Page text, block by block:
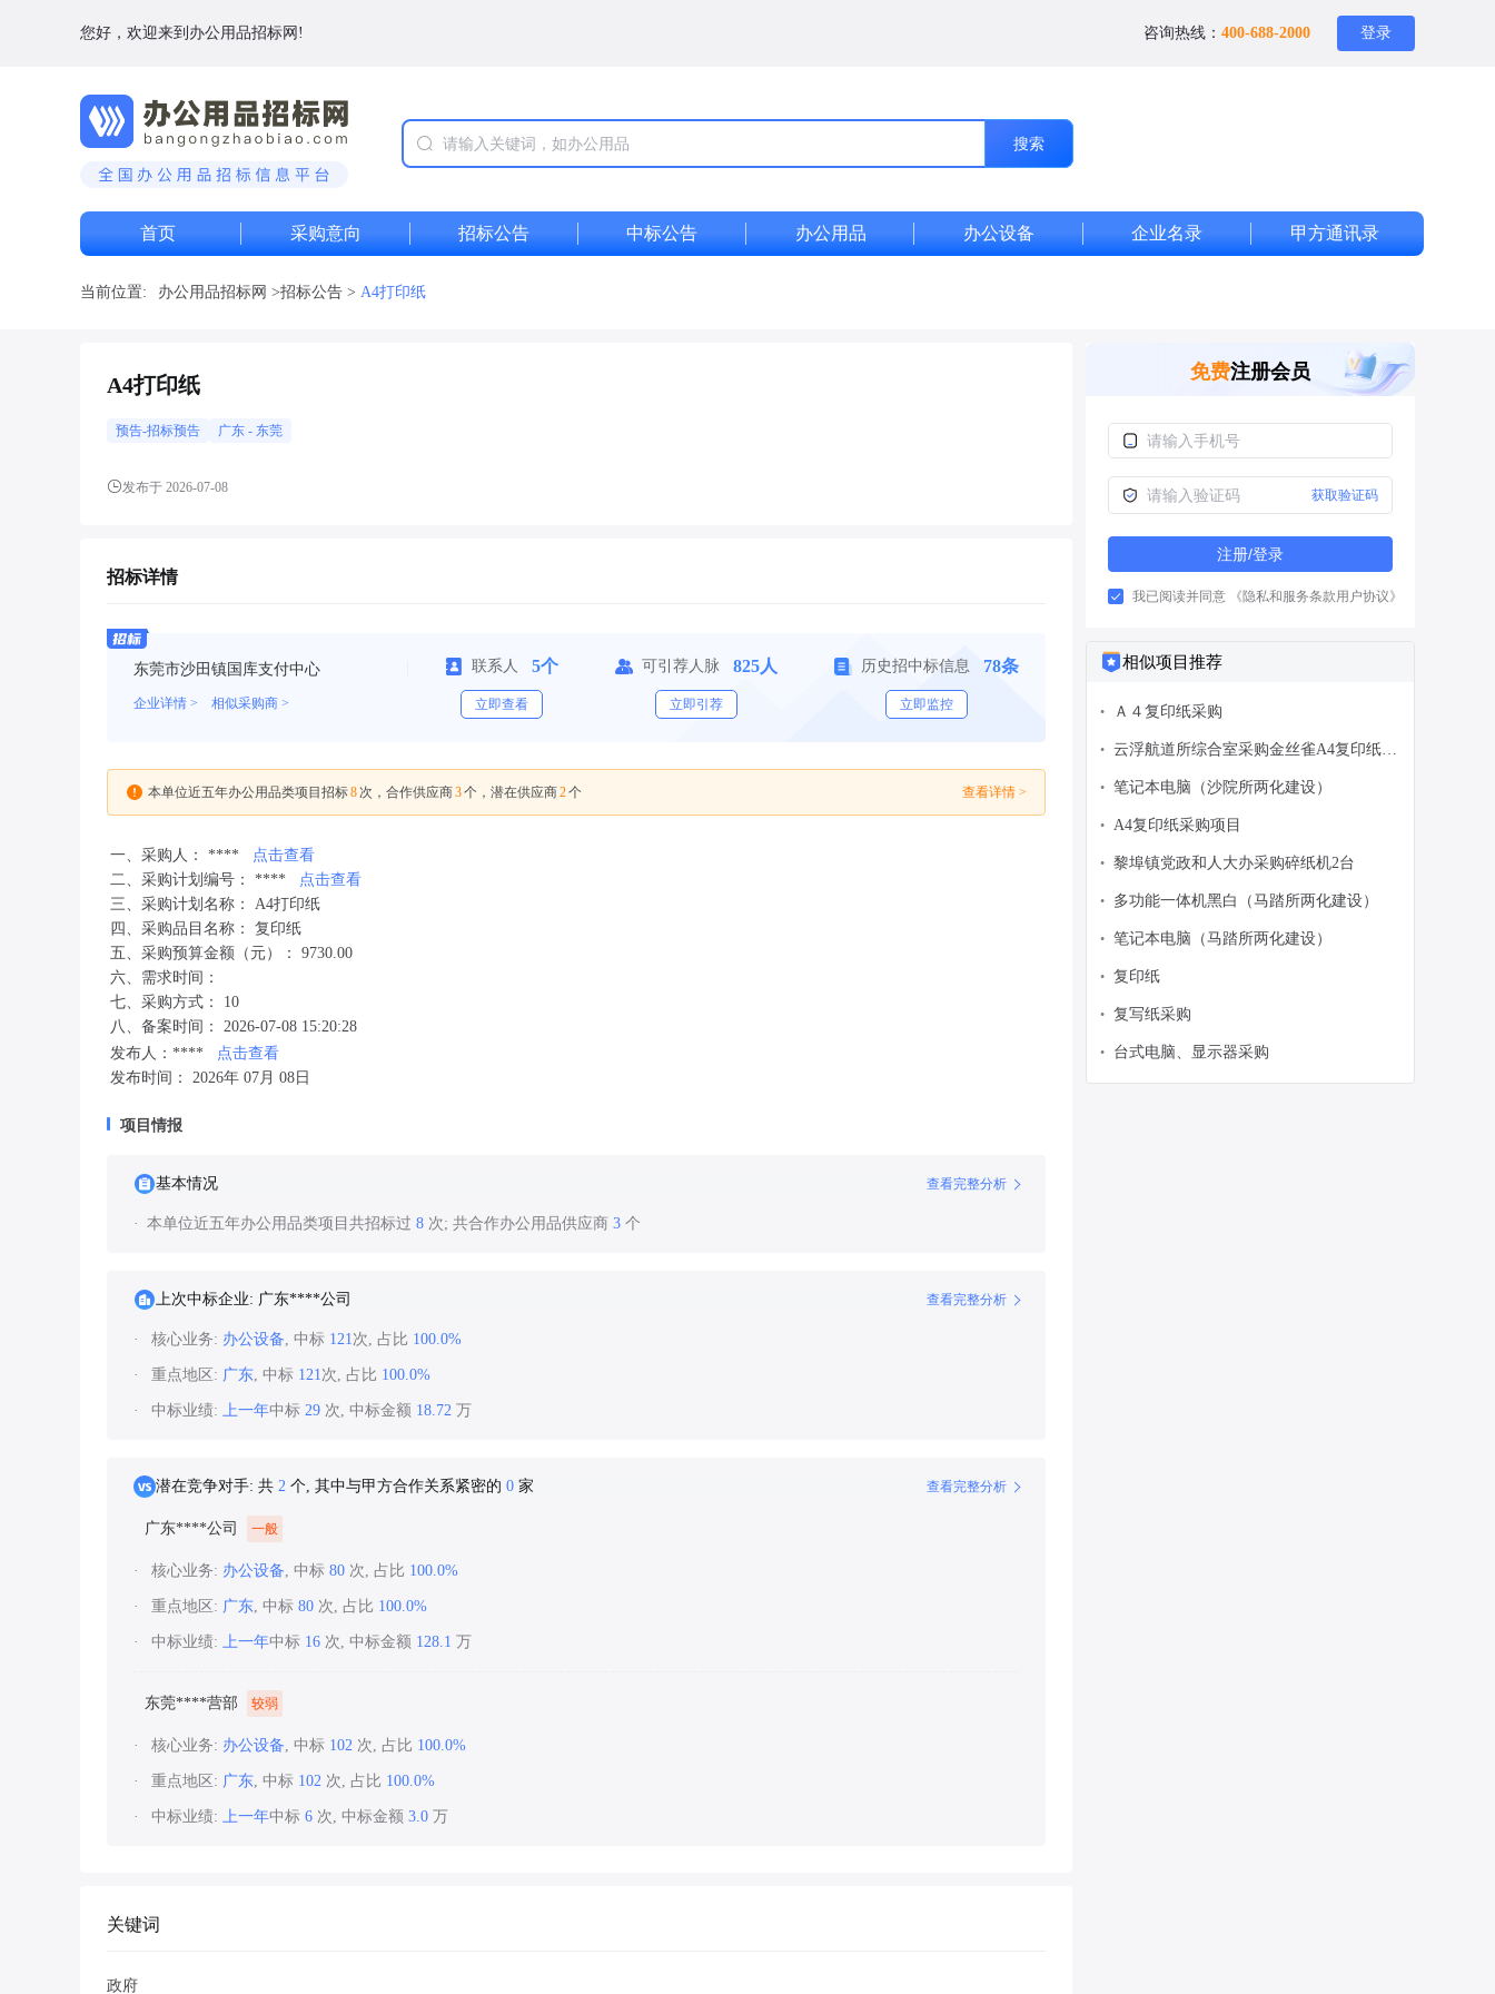
您好，欢迎来到办公用品招标网! 咨询热线： 400-688-2000 登录
搜索
首页 采购意向 招标公告 中标公告 办公用品 办公设备 企业名录 甲方通讯录
当前位置: 办公用品招标网 >招标公告 > A4打印纸
A4打印纸
预告-招标预告 广东 - 东莞
发布于 2026-07-08
招标详情
东莞市沙田镇国库支付中心
企业详情 > 相似采购商 >
联系人 5个
立即查看
可引荐人脉 825人
立即引荐
历史招中标信息 78条
立即监控
本单位近五年办公用品类项目招标8 次，合作供应商3个，潜在供应商2个 查看详情 >
一、采购人： ****
点击查看
二、采购计划编号： ****
点击查看
三、采购计划名称： A4打印纸
四、采购品目名称： 复印纸
五、采购预算金额（元）： 9730.00
六、需求时间：
七、采购方式： 10
八、备案时间： 2026-07-08 15:20:28
发布人：****
点击查看
发布时间： 2026年 07月 08日
项目情报
基本情况 查看完整分析
本单位近五年办公用品类项目共招标过 8 次; 共合作办公用品供应商 3 个
上次中标企业: 广东****公司 查看完整分析
核心业务: 办公设备, 中标 121次, 占比 100.0%
重点地区: 广东, 中标 121次, 占比 100.0%
中标业绩: 上一年中标 29 次, 中标金额 18.72 万
潜在竞争对手: 共 2 个, 其中与甲方合作关系紧密的 0 家 查看完整分析
广东****公司 一般
核心业务: 办公设备, 中标 80 次, 占比 100.0%
重点地区: 广东, 中标 80 次, 占比 100.0%
中标业绩: 上一年中标 16 次, 中标金额 128.1 万
东莞****营部 较弱
核心业务: 办公设备, 中标 102 次, 占比 100.0%
重点地区: 广东, 中标 102 次, 占比 100.0%
中标业绩: 上一年中标 6 次, 中标金额 3.0 万
关键词
政府
免费注册会员
获取验证码
注册/登录
我已阅读并同意 《隐私和服务条款用户协议》
相似项目推荐
• Ａ４复印纸采购
• 云浮航道所综合室采购金丝雀A4复印纸十
• 笔记本电脑（沙院所两化建设）
• A4复印纸采购项目
• 黎埠镇党政和人大办采购碎纸机2台
• 多功能一体机黑白（马踏所两化建设）
• 笔记本电脑（马踏所两化建设）
• 复印纸
• 复写纸采购
• 台式电脑、显示器采购